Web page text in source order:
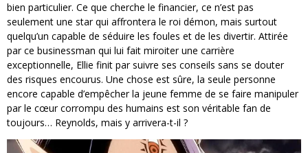
bien particulier. Ce que cherche le financier, ce n’est pas
seulement une star qui affrontera le roi démon, mais surtout
quelqu’un capable de séduire les foules et de les divertir. Attirée
par ce businessman qui lui fait miroiter une carrière
exceptionnelle, Ellie finit par suivre ses conseils sans se douter
des risques encourus. Une chose est sûre, la seule personne
encore capable d’empêcher la jeune femme de se faire manipuler
par le cœur corrompu des humains est son véritable fan de
toujours… Reynolds, mais y arrivera-t-il ?